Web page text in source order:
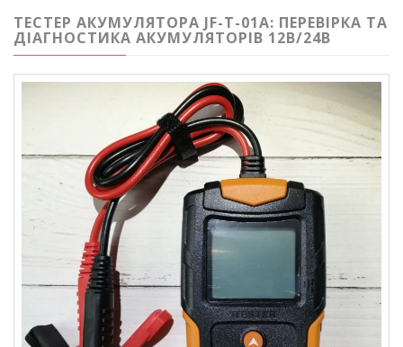
ТЕСТЕР АКУМУЛЯТОРА JF-T-01A: ПЕРЕВІРКА ТА
ДІАГНОСТИКА АКУМУЛЯТОРІВ 12В/24В